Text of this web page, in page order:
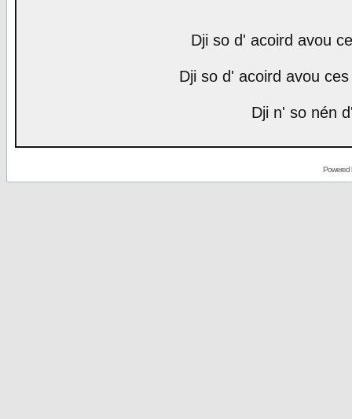
Dji so d' acoird avou
Dji so d' acoird avou
Dji n' so nén
Powered